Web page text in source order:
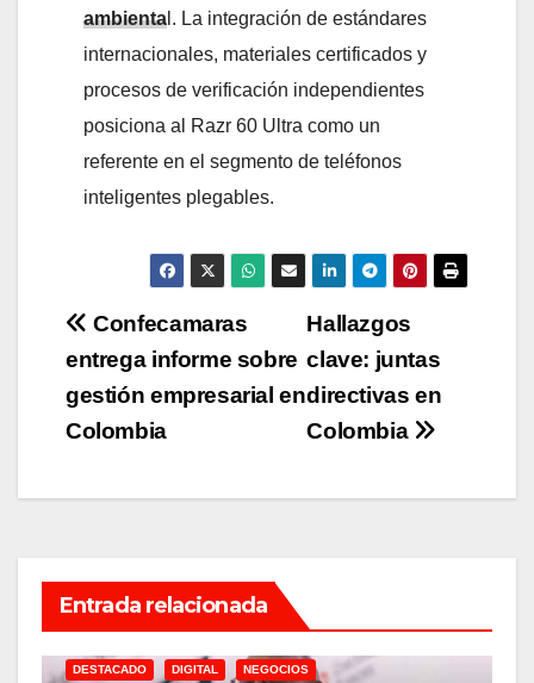
ambienta l. La integración de estándares
internacionales, materiales certificados y
procesos de verificación independientes
posiciona al Razr 60 Ultra como un
referente en el segmento de teléfonos
inteligentes plegables.
Navegación
de
entradas
Hallazgos
clave: juntas
directivas en
Colombia
Confecamaras
entrega informe sobre
gestión empresarial en
Colombia
Entrada relacionada
DESTACADO DIGITAL NEGOCIOS